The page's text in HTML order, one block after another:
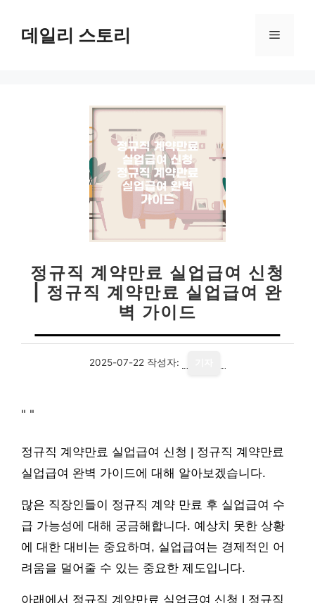
데일리 스토리 메
정규직 계약만료 실업급여 신청
| 정규직 계약만료 실업급여 완
벽 가이드
2025-07-22 작성자:
" "
정규직 계약만료 실업급여 신청 | 정규직 계약만료
실업급여 완벽 가이드에 대해 알아보겠습니다.
많은 직장인들이 정규직 계약 만료 후 실업급여 수
급 가능성에 대해 궁금해합니다. 예상치 못한 상황
에 대한 대비는 중요하며, 실업급여는 경제적인 어
려움을 덜어줄 수 있는 중요한 제도입니다.
아래에서 정규직 계약만료 실업급여 신청 | 정규직